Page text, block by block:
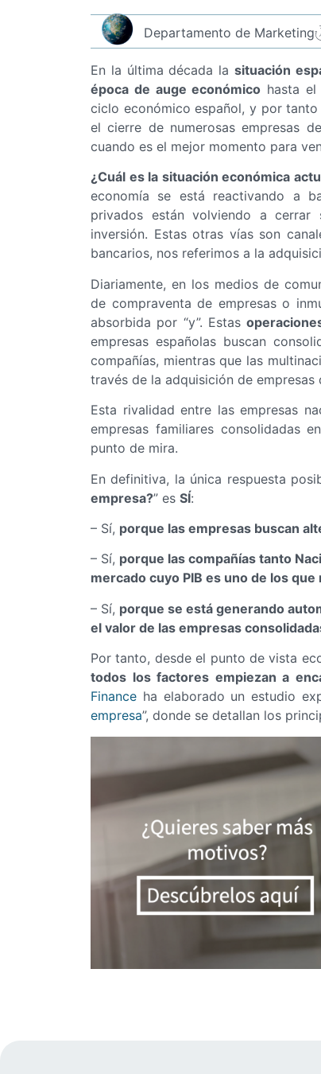
Departamento de Marketing
En la última década lasituación
época de auge económico hasta el
ciclo económico español, y por
el cierre de numerosas empresas
cuando es el mejor momento para
¿Cuál es la situación económica
economía se está reactivando a
privados están volviendo a cerrar
inversión. Estas otras vías son
bancarios, nos referimos a la
Diariamente, en los medios de
de compraventa de empresas o
absorbida por “y”. Estas
empresas españolas buscan
compañías, mientras que las
través de la adquisición de
Esta rivalidad entre las empresas
empresas familiares consolidadas
punto de mira.
En definitiva, la única respuesta
empresa?” es SÍ:
– Sí, porque las empresas buscan
– Sí, porque las compañías tanto
mercado cuyo PIB es uno de los
– Sí, porque se está generando
el valor de las empresas
Por tanto, desde el punto de vista
todos los factores empiezan a
Finance ha elaborado un estudio
empresa”, donde se detallan los